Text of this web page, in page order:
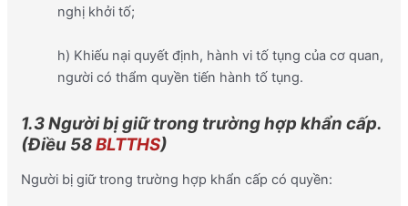
nghị khởi tố;
h) Khiếu nại quyết định, hành vi tố tụng của cơ quan,
người có thẩm quyền tiến hành tố tụng.
1.3 Người bị giữ trong trường hợp khẩn cấp.
(Điều 58BLTTHS)
Người bị giữ trong trường hợp khẩn cấp có quyền: